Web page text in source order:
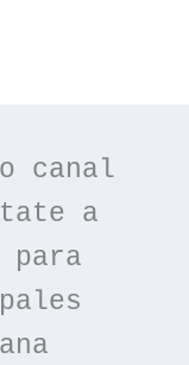
canal
a
para